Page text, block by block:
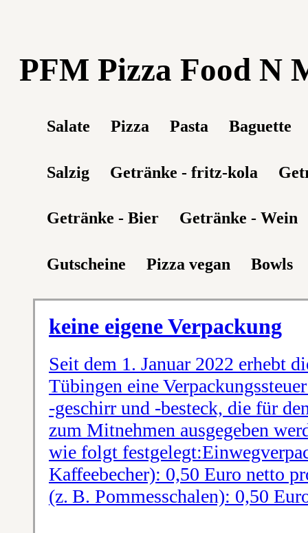
PFM Pizza Food N
Salate Pizza Pasta Baguette
Salzig Getränke - fritz-kola
Getränke - Bier Getränke - Wein
Gutscheine Pizza vegan Bowls
keine eigene Verpackung
Seit dem 1. Januar 2022 erhebt
Tübingen eine
-geschirr und -besteck, die für
zum Mitnehmen ausgegeben
wie folgt
Kaffeebecher): 0,50 Euro netto
(z. B. Pommesschalen): 0,50